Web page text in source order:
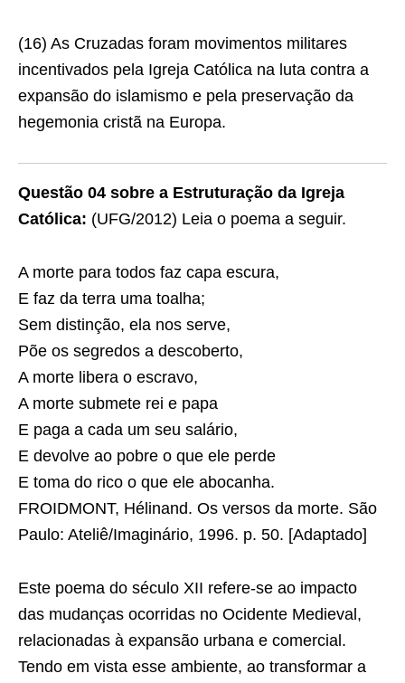
(16) As Cruzadas foram movimentos militares
incentivados pela Igreja Católica na luta contra a
expansão do islamismo e pela preservação da
hegemonia cristã na Europa.
Questão 04 sobre a Estruturação da Igreja
Católica: (UFG/2012) Leia o poema a seguir.
A morte para todos faz capa escura,
E faz da terra uma toalha;
Sem distinção, ela nos serve,
Põe os segredos a descoberto,
A morte libera o escravo,
A morte submete rei e papa
E paga a cada um seu salário,
E devolve ao pobre o que ele perde
E toma do rico o que ele abocanha.
FROIDMONT, Hélinand. Os versos da morte. São
Paulo: Ateliê/Imaginário, 1996. p. 50. [Adaptado]
Este poema do século XII refere-se ao impacto
das mudanças ocorridas no Ocidente Medieval,
relacionadas à expansão urbana e comercial.
Tendo em vista esse ambiente, ao transformar a